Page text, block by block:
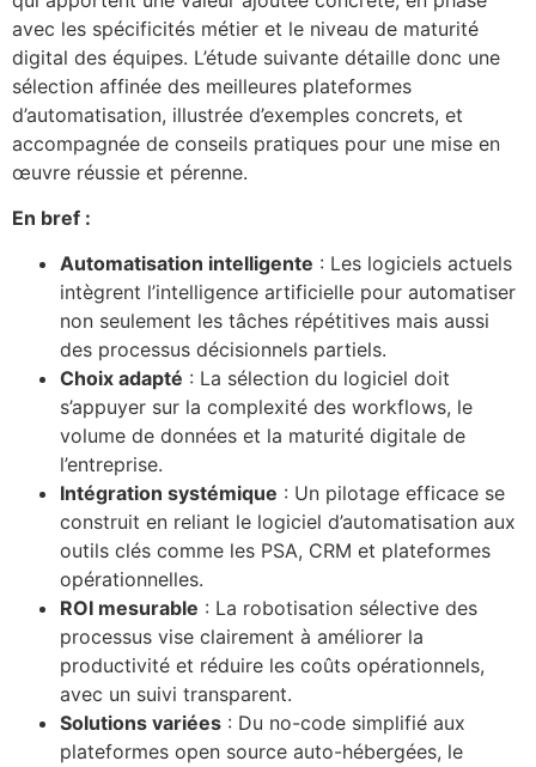
avec les spécificités métier et le niveau de maturité
digital des équipes. L’étude suivante détaille donc une
sélection affinée des meilleures plateformes
d’automatisation, illustrée d’exemples concrets, et
accompagnée de conseils pratiques pour une mise en
œuvre réussie et pérenne.
En bref :
Automatisation intelligente : Les logiciels actuels
intègrent l’intelligence artificielle pour automatiser
non seulement les tâches répétitives mais aussi
des processus décisionnels partiels.
Choix adapté : La sélection du logiciel doit
s’appuyer sur la complexité des workflows, le
volume de données et la maturité digitale de
l’entreprise.
Intégration systémique : Un pilotage efficace se
construit en reliant le logiciel d’automatisation aux
outils clés comme les PSA, CRM et plateformes
opérationnelles.
ROI mesurable : La robotisation sélective des
processus vise clairement à améliorer la
productivité et réduire les coûts opérationnels,
avec un suivi transparent.
Solutions variées : Du no-code simplifié aux
plateformes open source auto-hébergées, le